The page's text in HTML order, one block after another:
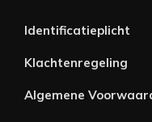
Identificatieplicht
Klachtenregeling
Algemene